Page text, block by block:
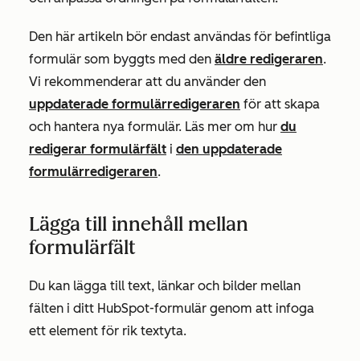
Den här artikeln bör endast användas för befintliga
formulär som byggts med den äldre redigeraren.
Vi rekommenderar att du använder den
uppdaterade formulärredigeraren för att skapa
och hantera nya formulär. Läs mer om hur du
redigerar formulärfält i den uppdaterade
formulärredigeraren.
Lägga till innehåll mellan
formulärfält
Du kan lägga till text, länkar och bilder mellan
fälten i ditt HubSpot-formulär genom att infoga
ett element för rik textyta.